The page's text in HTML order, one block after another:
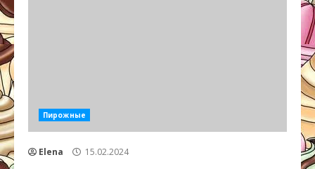
Пирожные
Elena 15.02.2024